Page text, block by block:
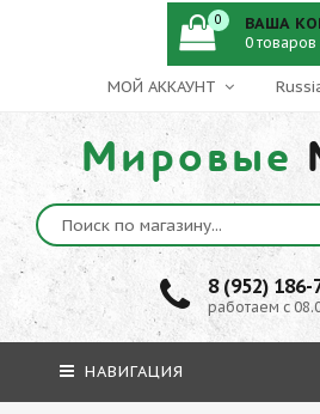
МОЙ АККАУНТ
Мировые
8 (952) 186-
работаем с
0 ВАША
0
НАВИГАЦИЯ